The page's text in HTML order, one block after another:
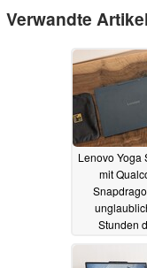
Verwandte Artikel
Lenovo Yoga
mit
Stunden